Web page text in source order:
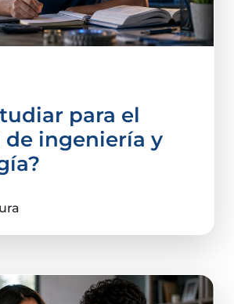
para el
de ingeniería y